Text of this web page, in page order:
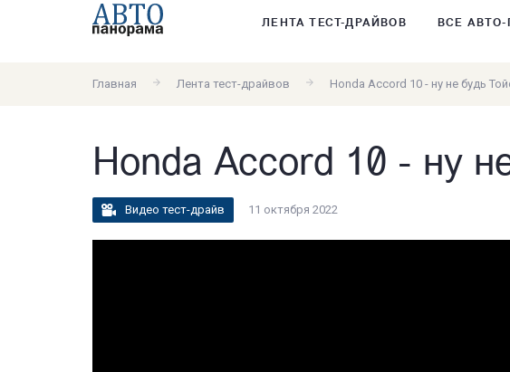
ЛЕНТА ТЕСТ-ДРАЙВОВ ВСЕ АВТО-
Главная Лента тест-драйвов Honda Accord 10 - ну не будь
Honda Accord 10 - ну
Видео тест-драйв 11 октября 2022